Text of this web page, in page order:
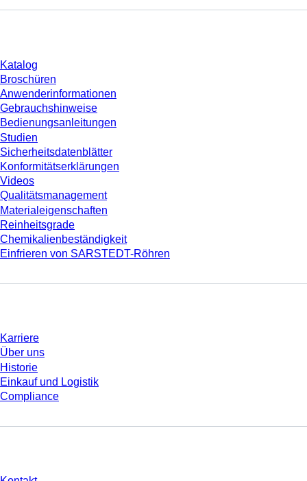
Katalog
Broschüren
Anwenderinformationen
Gebrauchshinweise
Bedienungsanleitungen
Studien
Sicherheitsdatenblätter
Konformitätserklärungen
Videos
Qualitätsmanagement
Materialeigenschaften
Reinheitsgrade
Chemikalienbeständigkeit
Einfrieren von SARSTEDT-Röhren
Karriere
Über uns
Historie
Einkauf und Logistik
Compliance